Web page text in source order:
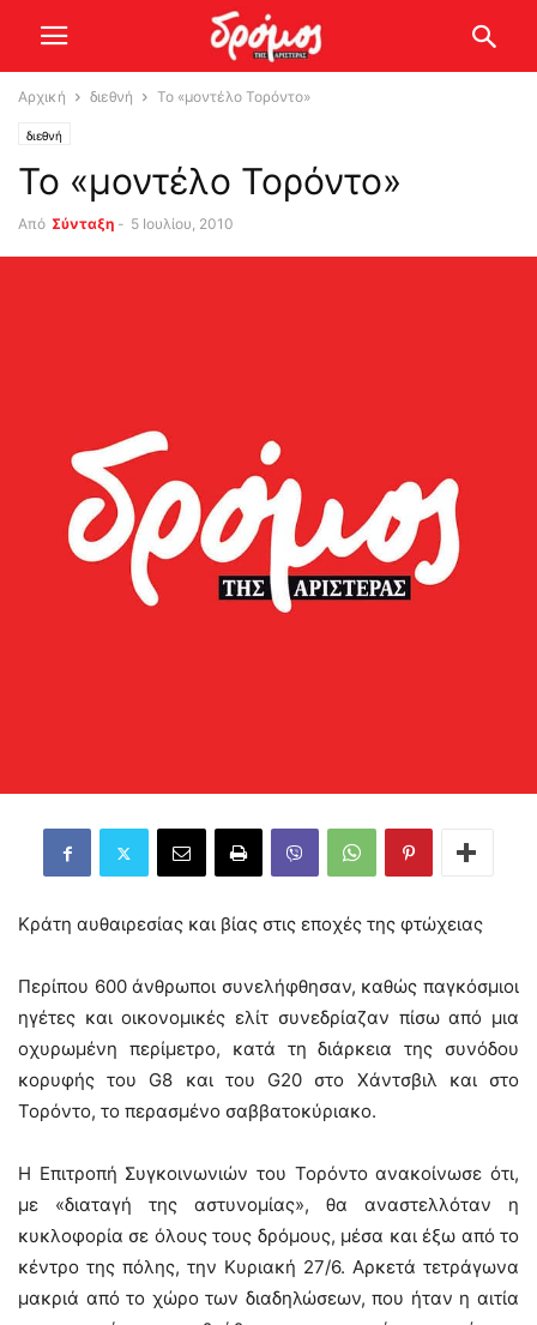
Αρχική διεθνή Το «μοντέλο Τορόντο»
διεθνή
Το «μοντέλο Τορόντο»
Από Σύνταξη - 5 Ιουλίου, 2010
Κράτη αυθαιρεσίας και βίας στις εποχές της φτώχειας
Περίπου 600 άνθρωποι συνελήφθησαν, καθώς παγκόσμιοι
ηγέτες και οικονομικές ελίτ συνεδρίαζαν πίσω από μια
οχυρωμένη περίμετρο, κατά τη διάρκεια της συνόδου
κορυφής του G8 και του G20 στο Χάντσβιλ και στο
Τορόντο, το περασμένο σαββατοκύριακο.
Η Επιτροπή Συγκοινωνιών του Τορόντο ανακοίνωσε ότι,
με «διαταγή της αστυνομίας», θα αναστελλόταν η
κυκλοφορία σε όλους τους δρόμους, μέσα και έξω από το
κέντρο της πόλης, την Κυριακή 27/6. Αρκετά τετράγωνα
μακριά από το χώρο των διαδηλώσεων, που ήταν η αιτία